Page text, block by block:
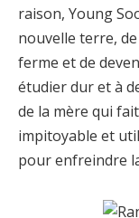
raison, Young
nouvelle terre,
ferme et de
étudier dur et à
de la mère qui
impitoyable et
pour enfreindre